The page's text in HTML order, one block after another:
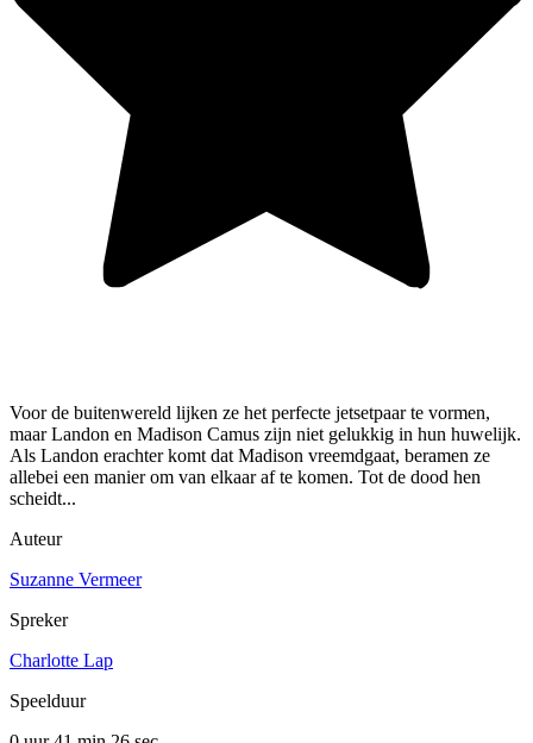
Voor de buitenwereld lijken ze het perfecte jetsetpaar te vormen,
maar Landon en Madison Camus zijn niet gelukkig in hun huwelijk.
Als Landon erachter komt dat Madison vreemdgaat, beramen ze
allebei een manier om van elkaar af te komen. Tot de dood hen
scheidt...
Auteur
Suzanne Vermeer
Spreker
Charlotte Lap
Speelduur